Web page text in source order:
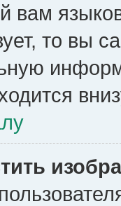
вам
то вы